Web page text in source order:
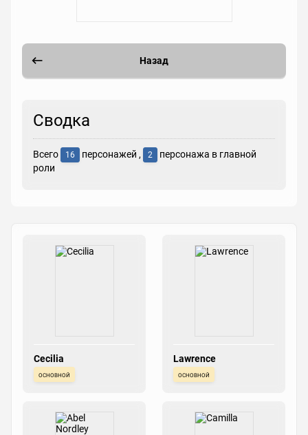
Назад
Сводка
Всего 16 персонажей , 2
персонажа в главной
роли
Cecilia
основной
Lawrence
основной